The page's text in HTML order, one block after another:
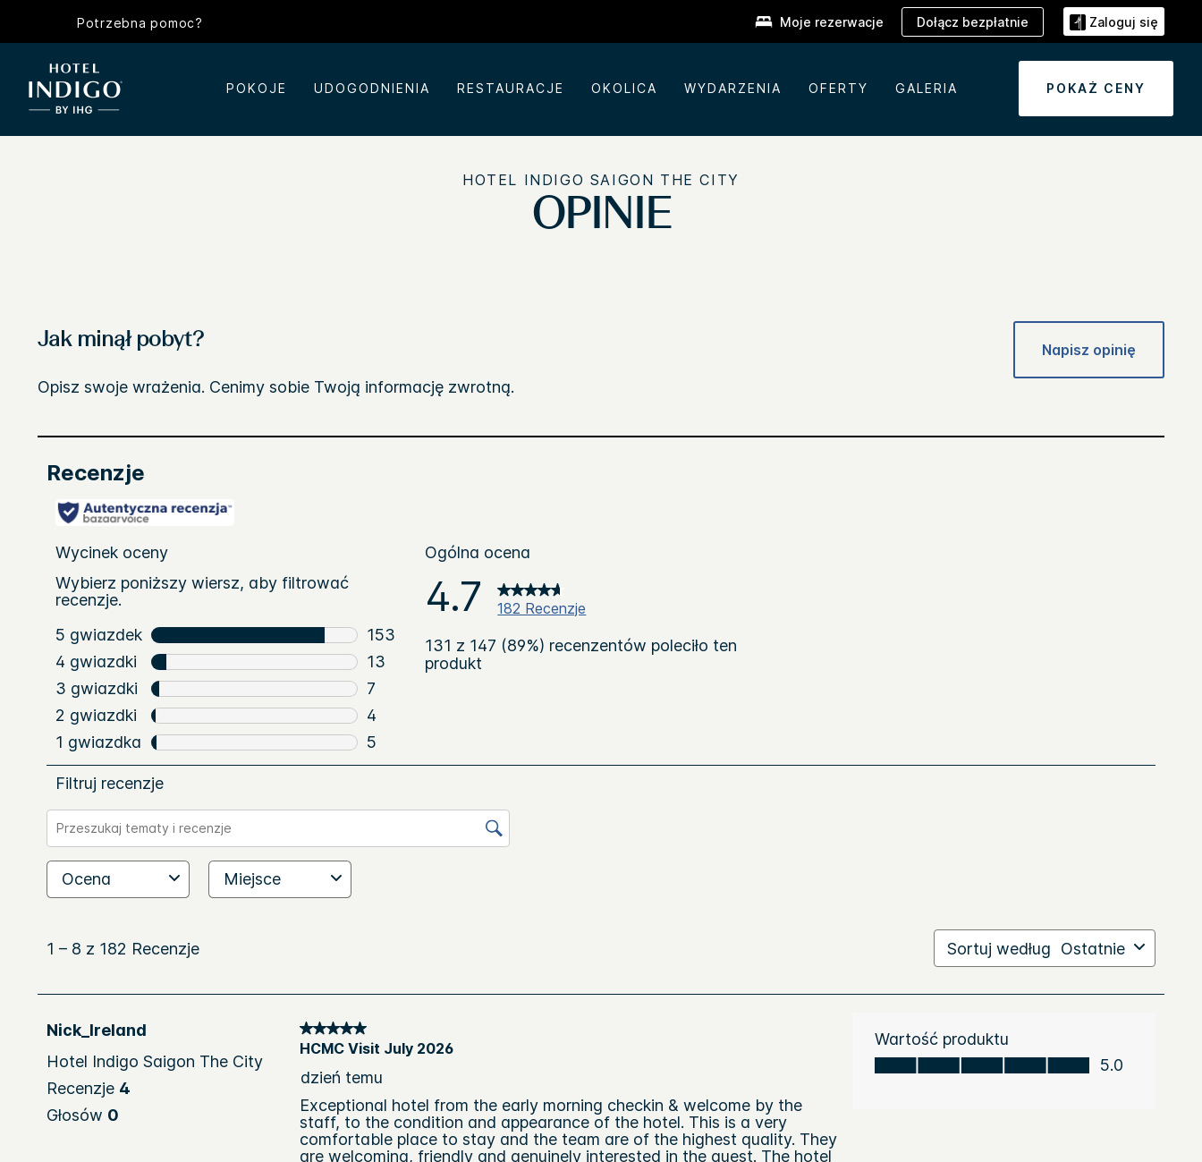
Potrzebna pomoc? Moje rezerwacje Dołącz bezpłatnie Zaloguj się
POKOJE UDOGODNIENIA RESTAURACJE OKOLICA WYDARZENIA OFERTY GALERIA POKAŻ CENY
HOTEL INDIGO SAIGON THE CITY
OPINIE
Jak minął pobyt?
Opisz swoje wrażenia. Cenimy sobie Twoją informację zwrotną.
Napisz opinię